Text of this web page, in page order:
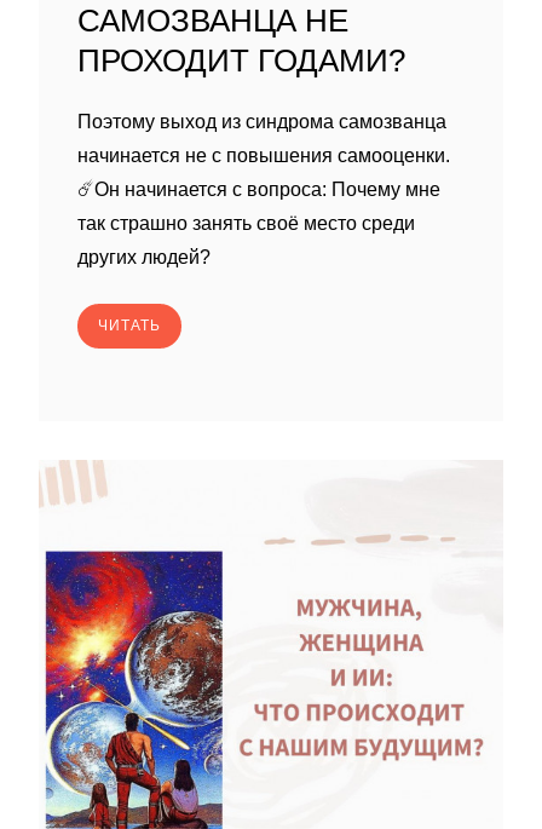
САМОЗВАНЦА НЕ
ПРОХОДИТ ГОДАМИ?
Поэтому выход из синдрома самозванца
начинается не с повышения самооценки.
☄️Он начинается с вопроса: Почему мне
так страшно занять своё место среди
других людей?
ЧИТАТЬ